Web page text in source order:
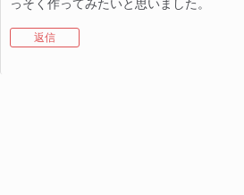
っそく作ってみたいと思いました。
返信